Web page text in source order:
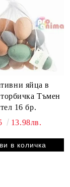
яйца в
Тъмен
16 бр.
13.98лв.